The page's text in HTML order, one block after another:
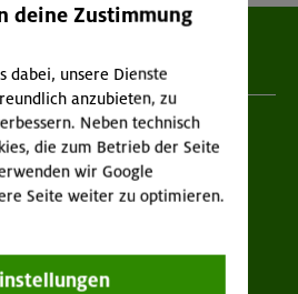
Gewalt
deine Zustimmung
dabei, unsere Dienste
anzubieten, zu
Neben technisch
die zum Betrieb der Seite
wir Google
Seite weiter zu optimieren.